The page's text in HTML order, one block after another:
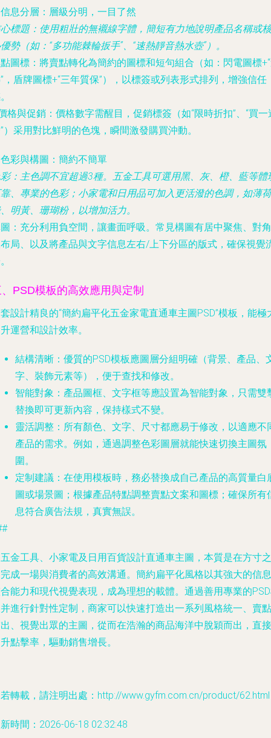
息分層：層級分明，一目了然
標題：使用粗壯的無襯線字體，簡短有力地說明產品名稱或核
勢（如：“多功能棘輪扳手”、“速熱靜音熱水壺”）。
圖標 ：將賣點轉化為簡約的圖標和短句組合（如：閃電圖標
，盾牌圖標+“三年質保”），以標簽或列表形式排列，增強信任
格與促銷 ：價格數字需醒目，促銷標簽（如“限時折扣”、“買一
）采用對比鮮明的色塊，瞬間激發購買沖動。
彩與構圖：簡約不簡單
：主色調不宜超過3種。五金工具可選用黑、灰、橙、藍等體
、專業的色彩；小家電和日用品可加入更活潑的色調，如薄荷
明黃、珊瑚粉，以增加活力。
：充分利用負空間，讓畫面呼吸。常見構圖有居中聚焦、對角
局、以及將產品與文字信息左右/上下分區的版式，確保視覺
PSD模板的高效應用與定制
設計精良的“簡約扁平化五金家電直通車主圖PSD”模板，能極
運營和設計效率。
結構清晰 ：優質的PSD模板應圖層分組明確（背景、產品、
字、裝飾元素等），便于查找和修改。
智能對象 ：產品圖框、文字框等應設置為智能對象，只需雙
替換即可更新內容，保持樣式不變。
靈活調整 ：所有顏色、文字、尺寸都應易于修改，以適應不
產品的需求。例如，通過調整色彩圖層就能快速切換主圖氛
圍。
定制建議 ：在使用模板時，務必替換成自己產品的高質量白
圖或場景圖；根據產品特點調整賣點文案和圖標；確保所有
息符合廣告法規，真實無誤。
金工具、小家電及日用百貨設計直通車主圖，本質是在方寸之
成一場與消費者的高效溝通。簡約扁平化風格以其強大的信息
能力和現代視覺表現，成為理想的載體。通過善用專業的
進行針對性定制，商家可以快速打造出一系列風格統一、賣點
、視覺出眾的主圖，從而在浩瀚的商品海洋中脫穎而出，直接
點擊率，驅動銷售增長。
轉載，請注明出處：http://www.gyfm.com.cn/product/62.html
時間：2026-06-18 02:32:48